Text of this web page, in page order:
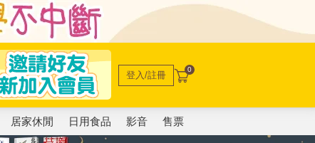
登入/註冊 0
居家休閒 日用食品 影音 售票